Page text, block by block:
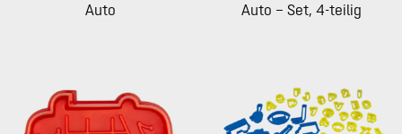
Auto Auto – Set, 4-teilig